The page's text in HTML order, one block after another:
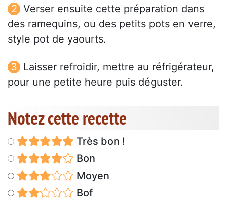
Verser ensuite cette préparation dans
des ramequins, ou des petits pots en verre,
style pot de yaourts.
Laisser refroidir, mettre au réfrigérateur,
pour une petite heure puis déguster.
Notez cette recette
Très bon !
Bon
Moyen
Bof